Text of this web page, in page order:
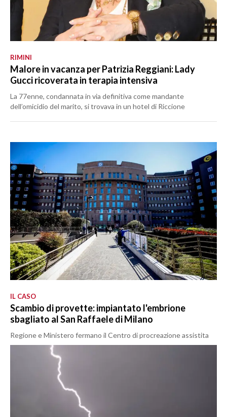
RIMINI
Malore in vacanza per Patrizia Reggiani: Lady
Gucci ricoverata in terapia intensiva
La 77enne, condannata in via definitiva come mandante
dell’omicidio del marito, si trovava in un hotel di Riccione
IL CASO
Scambio di provette: impiantato l'embrione
sbagliato al San Raffaele di Milano
Regione e Ministero fermano il Centro di procreazione assistita